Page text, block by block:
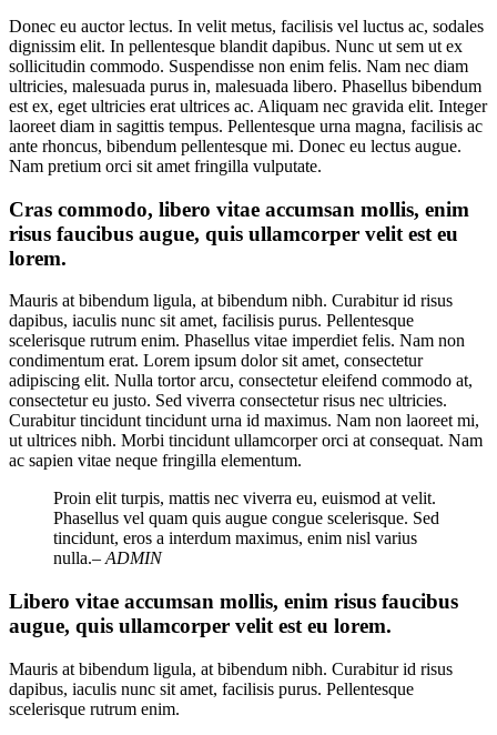
Donec eu auctor lectus. In velit metus, facilisis vel luctus ac, sodales
dignissim elit. In pellentesque blandit dapibus. Nunc ut sem ut ex
sollicitudin commodo. Suspendisse non enim felis. Nam nec diam
ultricies, malesuada purus in, malesuada libero. Phasellus bibendum
est ex, eget ultricies erat ultrices ac. Aliquam nec gravida elit. Integer
laoreet diam in sagittis tempus. Pellentesque urna magna, facilisis ac
ante rhoncus, bibendum pellentesque mi. Donec eu lectus augue.
Nam pretium orci sit amet fringilla vulputate.
Cras commodo, libero vitae accumsan mollis, enim
risus faucibus augue, quis ullamcorper velit est eu
lorem.
Mauris at bibendum ligula, at bibendum nibh. Curabitur id risus
dapibus, iaculis nunc sit amet, facilisis purus. Pellentesque
scelerisque rutrum enim. Phasellus vitae imperdiet felis. Nam non
condimentum erat. Lorem ipsum dolor sit amet, consectetur
adipiscing elit. Nulla tortor arcu, consectetur eleifend commodo at,
consectetur eu justo. Sed viverra consectetur risus nec ultricies.
Curabitur tincidunt tincidunt urna id maximus. Nam non laoreet mi,
ut ultrices nibh. Morbi tincidunt ullamcorper orci at consequat. Nam
ac sapien vitae neque fringilla elementum.
Proin elit turpis, mattis nec viverra eu, euismod at velit.
Phasellus vel quam quis augue congue scelerisque. Sed
tincidunt, eros a interdum maximus, enim nisl varius
nulla.– ADMIN
Libero vitae accumsan mollis, enim risus faucibus
augue, quis ullamcorper velit est eu lorem.
Mauris at bibendum ligula, at bibendum nibh. Curabitur id risus
dapibus, iaculis nunc sit amet, facilisis purus. Pellentesque
scelerisque rutrum enim.